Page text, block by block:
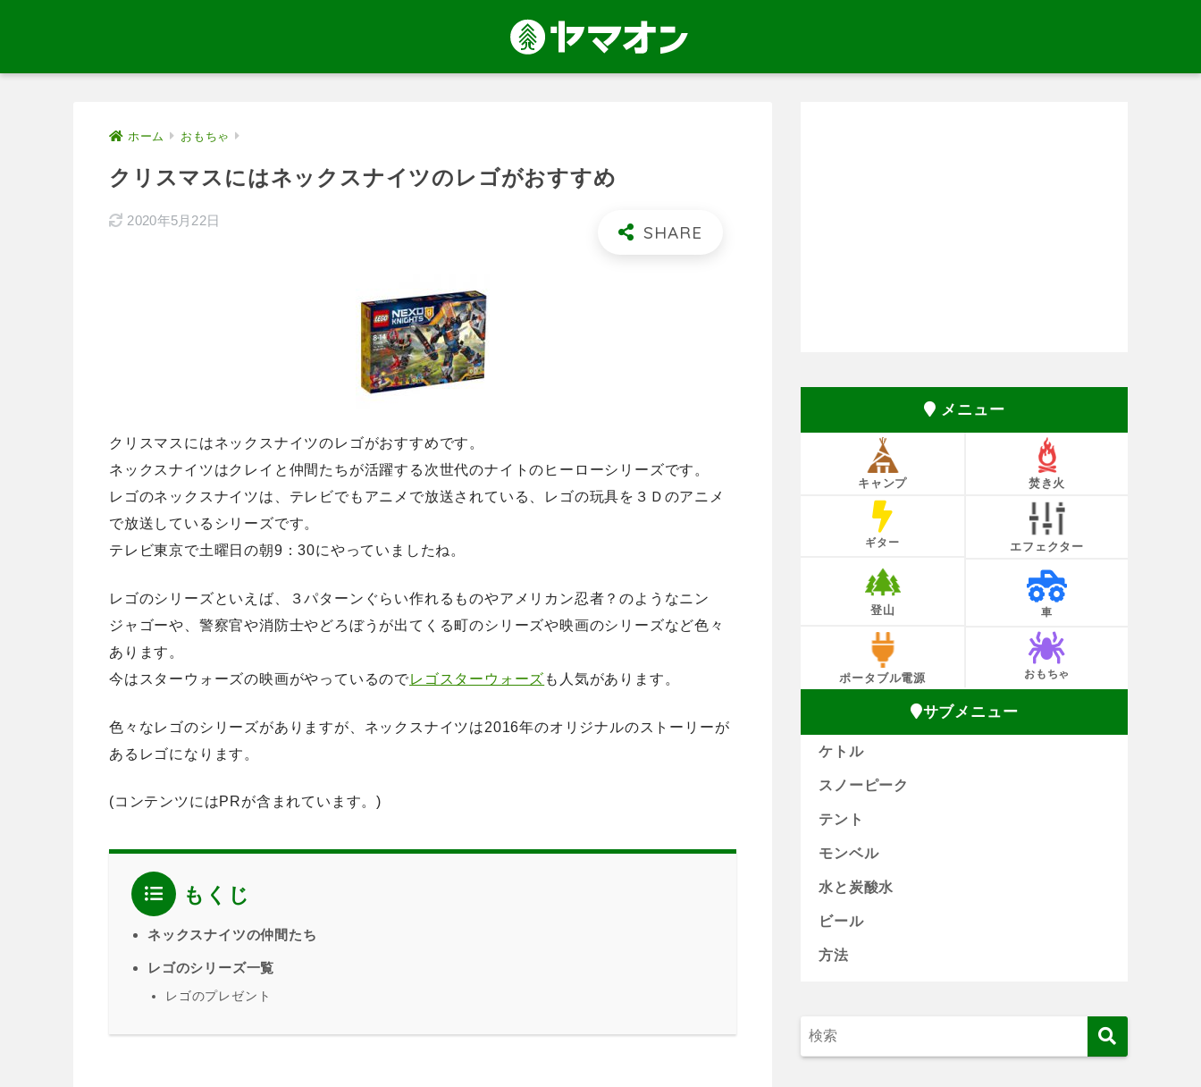
ホーム おもちゃ
クリスマスにはネックスナイツのレゴがおすすめ
2020年5月22日
クリスマスにはネックスナイツのレゴがおすすめです。
ネックスナイツはクレイと仲間たちが活躍する次世代のナイトのヒーローシリーズです。
レゴのネックスナイツは、テレビでもアニメで放送されている、レゴの玩具を３Ｄのアニメ
で放送しているシリーズです。
テレビ東京で土曜日の朝9：30にやっていましたね。
レゴのシリーズといえば、３パターンぐらい作れるものやアメリカン忍者？のようなニン
ジャゴーや、警察官や消防士やどろぼうが出てくる町のシリーズや映画のシリーズなど色々
あります。
今はスターウォーズの映画がやっているのでレゴスターウォーズ も人気があります。
色々なレゴのシリーズがありますが、ネックスナイツは2016年のオリジナルのストーリーが
あるレゴになります。
(コンテンツにはPRが含まれています。)
もくじ
ネックスナイツの仲間たち
レゴのシリーズ一覧
レゴのプレゼント
メニュー
キャンプ 焚き火
ギター エフェクター
登山 車
ポータブル電源 おもちゃ
サブメニュー
ケトル
スノーピーク
テント
モンベル
水と炭酸水
ビール
方法